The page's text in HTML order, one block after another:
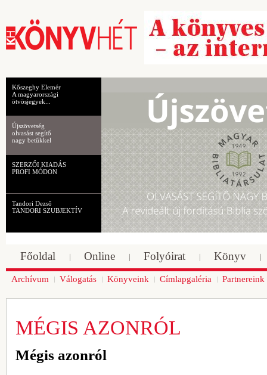
Kőszeghy Elemér
A magyarországi
ötvösjegyek...
Újszövetség
olvasást segítő
nagy betűkkel
SZERZŐI KIADÁS
PROFI MÓDON
Tandori Dezső
TANDORI SZUBJEKTÍV
Főoldal Online Folyóirat Könyv
Archívum Válogatás Könyveink Címlapgaléria Partnereink
MÉGIS AZONRÓL
Mégis azonról